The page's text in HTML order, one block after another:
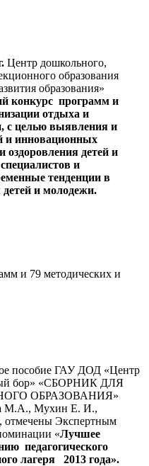
Центр дошкольного,
образования
образования»
конкурс программ и
отдыха и
с целью выявления и
и инновационных
оздоровления детей и
и
тенденции в
детей и молодежи.
и 79 методических и
пособие ГАУ ДОД «Центр
бор» «СБОРНИК ДЛЯ
ОБРАЗОВАНИЯ»
М.А., Мухин Е. И.,
отмечены Экспертным
«Лучшее
педагогического
лагеря 2013 года».